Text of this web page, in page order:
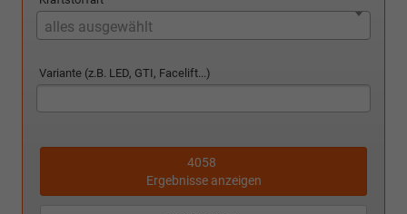
alles ausgewählt
Variante (z.B. LED, GTI, Facelift...)
4058
Ergebnisse anzeigen